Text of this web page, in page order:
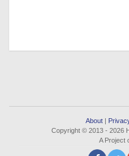
About|
Copyright © 2013 - 2026
A Project